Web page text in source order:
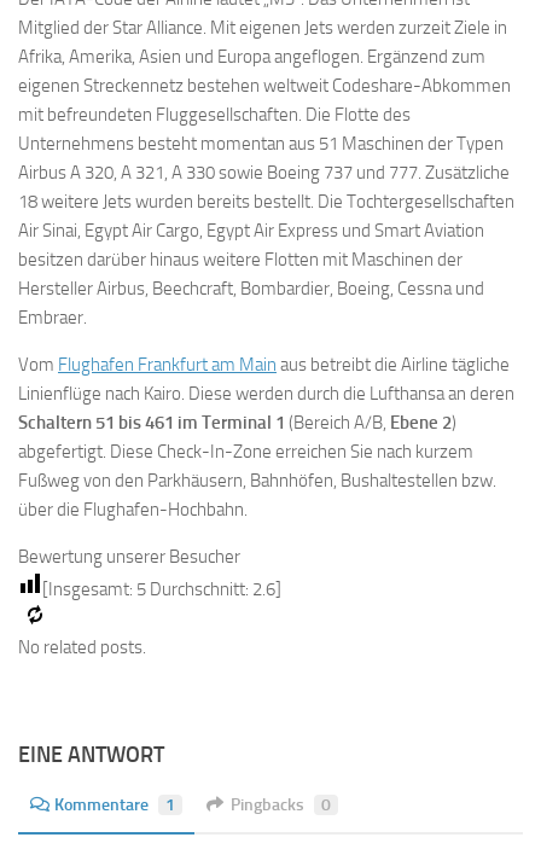
Mitglied der Star Alliance. Mit eigenen Jets werden zurzeit Ziele in
Afrika, Amerika, Asien und Europa angeflogen. Ergänzend zum
eigenen Streckennetz bestehen weltweit Codeshare-Abkommen
mit befreundeten Fluggesellschaften. Die Flotte des
Unternehmens besteht momentan aus 51 Maschinen der Typen
Airbus A 320, A 321, A 330 sowie Boeing 737 und 777. Zusätzliche
18 weitere Jets wurden bereits bestellt. Die Tochtergesellschaften
Air Sinai, Egypt Air Cargo, Egypt Air Express und Smart Aviation
besitzen darüber hinaus weitere Flotten mit Maschinen der
Hersteller Airbus, Beechcraft, Bombardier, Boeing, Cessna und
Embraer.
Vom Flughafen Frankfurt am Main aus betreibt die Airline tägliche
Linienflüge nach Kairo. Diese werden durch die Lufthansa an deren
Schaltern 51 bis 461 im Terminal 1 (Bereich A/B, Ebene 2)
abgefertigt. Diese Check-In-Zone erreichen Sie nach kurzem
Fußweg von den Parkhäusern, Bahnhöfen, Bushaltestellen bzw.
über die Flughafen-Hochbahn.
Bewertung unserer Besucher
[Insgesamt: 5 Durchschnitt: 2.6]
No related posts.
EINE ANTWORT
Kommentare 1 Pingbacks 0